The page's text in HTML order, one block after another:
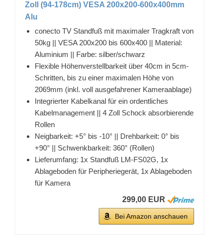
Zoll (94-178cm) VESA 200x200-600x400mm
Alu
conecto TV Standfuß mit maximaler Tragkraft von
50kg || VESA 200x200 bis 600x400 || Material:
Aluminium || Farbe: silber/schwarz
Flexible Höhenverstellbarkeit über 40cm in 5cm-
Schritten, bis zu einer maximalen Höhe von
2069mm (inkl. voll ausgefahrener Kameraablage)
Integrierter Kabelkanal für ein ordentliches
Kabelmanagement || 4 Zoll Schock absorbierende
Rollen
Neigbarkeit: +5° bis -10° || Drehbarkeit: 0° bis
+90° || Schwenkbarkeit: 360° (Rollen)
Lieferumfang: 1x Standfuß LM-FS02G, 1x
Ablageboden für Peripheriegerät, 1x Ablageboden
für Kamera
299,00 EUR
Bei Amazon anschauen